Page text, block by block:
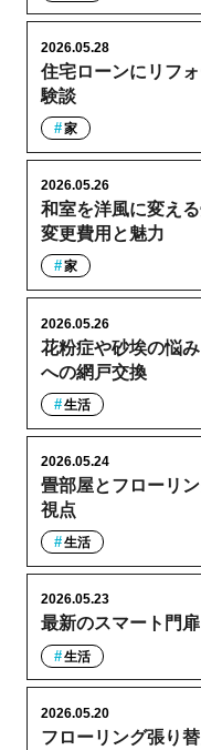
住宅ローンにリフ
験談
2026.05.28
家
和室を洋風に変え
変更費用と魅力
2026.05.26
家
花粉症や砂埃の悩
への網戸交換
2026.05.26
生活
畳部屋とフローリ
視点
2026.05.24
生活
最新のスマート門
2026.05.23
生活
フローリング張り
2026.05.20